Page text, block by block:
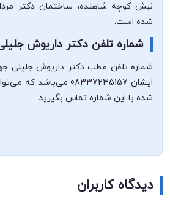
نبش کوچه شاهنده، ساختمان دکتر
شده است.
شماره تلفن دکتر داریوش
شماره تلفن مطب دکتر داریوش جلیلی
ایشان 08337235157
شده با این شماره تماس بگیرید.
دیدگاه کاربران